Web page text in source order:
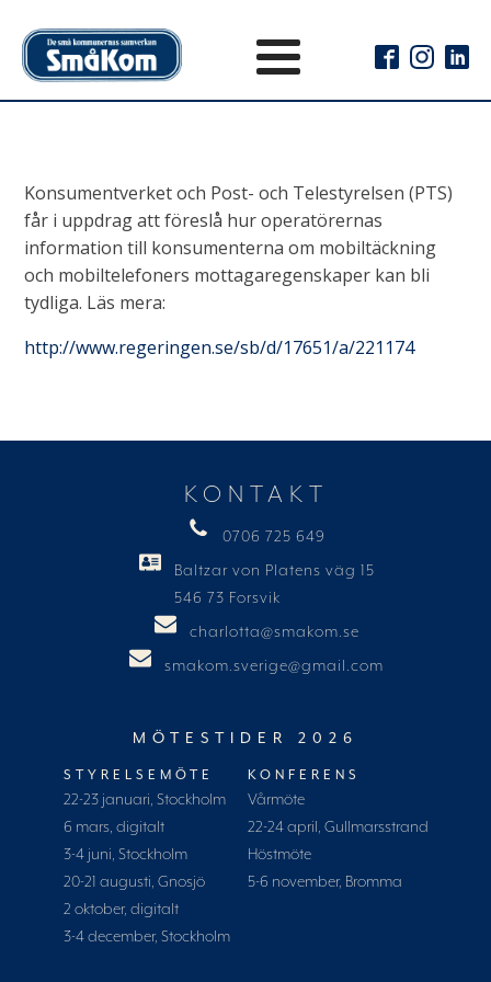
Konsumentverket och Post- och Telestyrelsen (PTS)
får i uppdrag att föreslå hur operatörernas
information till konsumenterna om mobiltäckning
och mobiltelefoners mottagaregenskaper kan bli
tydliga. Läs mera:
http://www.regeringen.se/sb/d/17651/a/221174
KONTAKT
0706 725 649
Baltzar von Platens väg 15
546 73 Forsvik
charlotta@smakom.se
smakom.sverige@gmail.com
MÖTESTIDER 2026
STYRELSEMÖTE
22-23 januari, Stockholm
6 mars, digitalt
3-4 juni, Stockholm
20-21 augusti, Gnosjö
2 oktober, digitalt
3-4 december, Stockholm
KONFERENS
Vårmöte
22-24 april, Gullmarsstrand
Höstmöte
5-6 november, Bromma